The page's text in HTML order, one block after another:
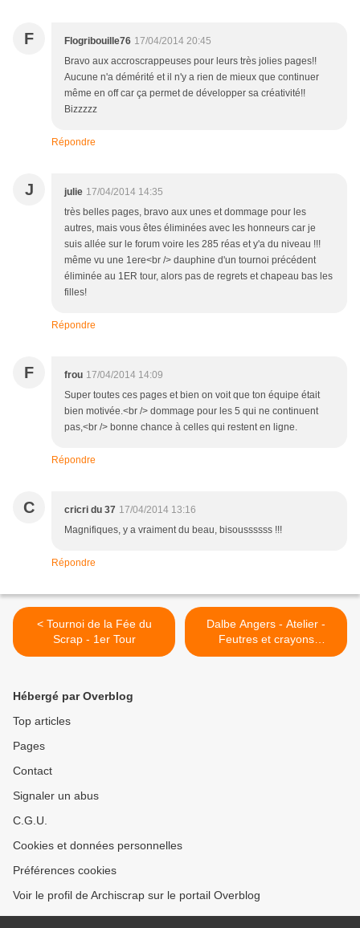
F Flogribouille76 17/04/2014 20:45
Bravo aux accroscrappeuses pour leurs très jolies pages!!
Aucune n'a démérité et il n'y a rien de mieux que continuer
même en off car ça permet de développer sa créativité!!
Bizzzzz
Répondre
J julie 17/04/2014 14:35
très belles pages, bravo aux unes et dommage pour les
autres, mais vous êtes éliminées avec les honneurs car je
suis allée sur le forum voire les 285 réas et y'a du niveau !!!
même vu une 1ere<br /> dauphine d'un tournoi précédent
éliminée au 1ER tour, alors pas de regrets et chapeau bas les
filles!
Répondre
F frou 17/04/2014 14:09
Super toutes ces pages et bien on voit que ton équipe était
bien motivée.<br /> dommage pour les 5 qui ne continuent
pas,<br /> bonne chance à celles qui restent en ligne.
Répondre
C cricri du 37 17/04/2014 13:16
Magnifiques, y a vraiment du beau, bisoussssss !!!
Répondre
< Tournoi de la Fée du
Scrap - 1er Tour
Dalbe Angers - Atelier -
Feutres et crayons
aquarellables >
Hébergé par Overblog
Top articles
Pages
Contact
Signaler un abus
C.G.U.
Cookies et données personnelles
Préférences cookies
Voir le profil de Archiscrap sur le portail Overblog